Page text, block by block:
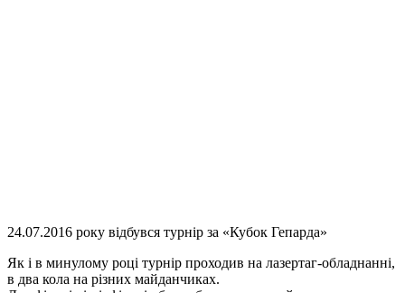
24.07.2016 року відбувся турнір за «Кубок Гепарда»
Як і в минулому році турнір проходив на лазертаг-обладнанні,
в два кола на різних майданчиках.